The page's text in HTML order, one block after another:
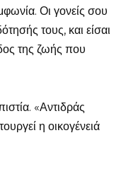
Οι γονείς σου
τους, και είσαι
της ζωής που
«Αντιδράς
η οικογένειά